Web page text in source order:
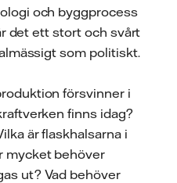
och byggprocess
det ett stort och svårt
som politiskt.
försvinner i
finns idag?
är flaskhalsarna i
mycket behöver
ut? Vad behöver